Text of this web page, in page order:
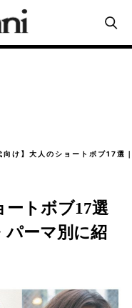
向け】大人のショートボブ17選
ートボブ17選
パーマ別に紹